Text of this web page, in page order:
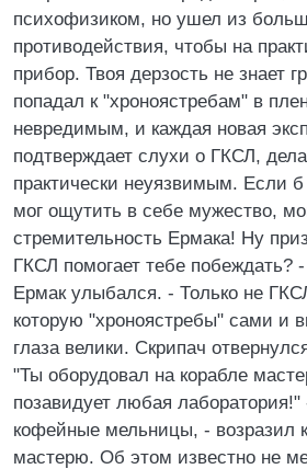
психофизиком, но ушел из
противодействия, чтобы на
прибор. Твоя дерзость не знает
попадал к "хроноястребам" в
невредимым, и каждая новая
подтверждает слухи о ГКСЛ,
практически неуязвимым. Если
мог ощутить в себе мужество,
стремительность Ермака! Ну
ГКСЛ помогает тебе побеждать?
Ермак улыбался. - Только не
которую "хроноястребы" сами и
глаза велики. Скрипач
"Ты оборудовал на корабле
позавидует любая
кофейные мельницы, - возразил
мастерю. Об этом известно не